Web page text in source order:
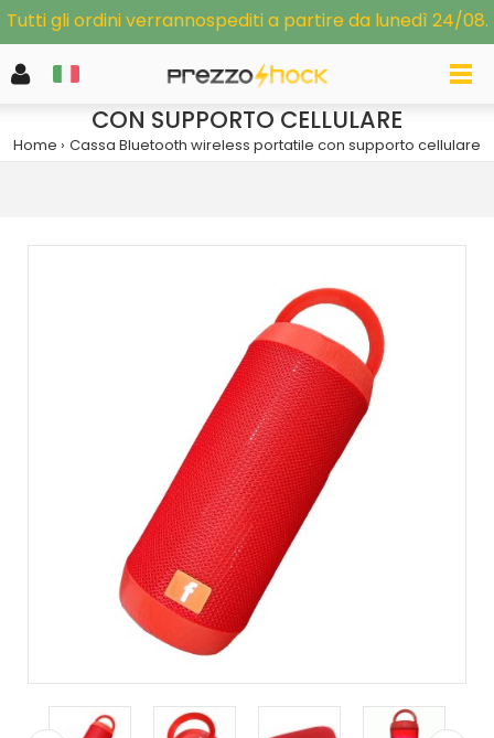
Tutti gli ordini verrannospediti a partire da lunedì 24/08.
CASSA BLUETOOTH WIRELESS PORTATILE
CON SUPPORTO CELLULARE
Home Cassa Bluetooth wireless portatile con supporto cellulare